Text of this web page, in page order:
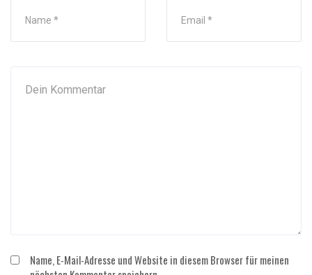
Name, E-Mail-Adresse und Website in diesem Browser für meinen